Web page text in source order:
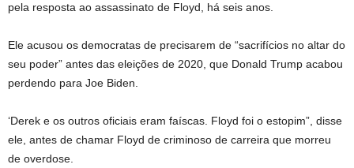
pela resposta ao assassinato de Floyd, há seis anos.
Ele acusou os democratas de precisarem de “sacrifícios no altar do
seu poder” antes das eleições de 2020, que Donald Trump acabou
perdendo para Joe Biden.
‘Derek e os outros oficiais eram faíscas. Floyd foi o estopim”, disse
ele, antes de chamar Floyd de criminoso de carreira que morreu
de overdose.